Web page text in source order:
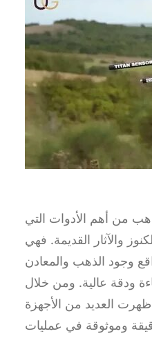
من أهم الأدوات التي
والآثار القديمة. فهي
وجود الذهب والمعادن
ودقة عالية. ومن خلال
ظهرت العديد من الأجهزة
وموثوقة في عمليات